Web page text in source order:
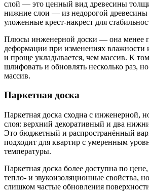
слой — это ценный вид древесины
нижние слои — из недорогой
уложенные крест-накрест для
Плюсы инженерной доски — она менее
деформации при изменениях влажности
и проще укладывается, чем массив. К
шлифовать и обновлять несколько раз,
массив.
Паркетная доска
Паркетная доска сходна с инженерной,
слоя: верхний декоративный и два
Это бюджетный и распространённый
подходит для квартир с умеренным
температуры.
Паркетная доска более доступна по
тепло- и звукоизоляционные свойства,
слишком частые обновления